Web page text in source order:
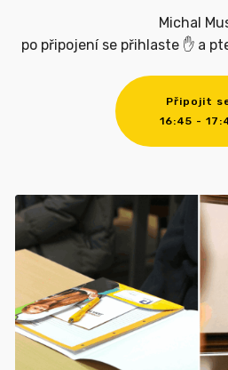
Michal
po připojení se přihlaste ✋ a
Připojit
16:45 -